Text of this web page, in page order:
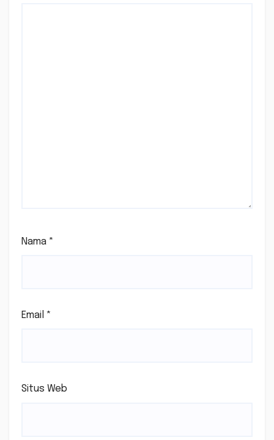
Nama *
Email *
Situs Web